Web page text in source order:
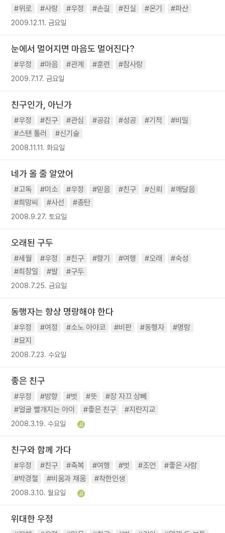
#위로 #사랑 #우정 #손길 #진실 #온기 #파산
2009.12.11. 금요일
눈에서 멀어지면 마음도 멀어진다?
#우정 #마음 #관계 #훈련 #참사랑
2009.7.17. 금요일
친구인가, 아닌가
#우정 #친구 #관심 #공감 #성공 #기적
#비밀
#스탠 톨러
#신기술
2008.11.11. 화요일
네가 올 줄 알았어
#고독 #미소 #우정 #믿음 #친구 #신뢰
#깨달음
#희망씨
#사선 #총탄
2008.9.27. 토요일
오래된 구두
#세월 #우정 #친구 #향기 #여행 #오래
#숙성
#최창일
#발 #구두
2008.7.25. 금요일
동행자는 항상 명랑해야 한다
#우정 #여정 #소노 아야코 #비판 #동행자
#명랑
#묘지
2008.7.23. 수요일
좋은 친구
#우정 #방향 #벗 #뜻
#장 자끄 상뻬
#얼굴 빨개지는 아이
#좋은 친구 #지란지교
2008.3.19. 수요일
친구와 함께 가다
#우정 #친구 #축복 #여행 #벗 #조언
#좋은 사람
#박경철
#비움과 채움 #착한인생
2008.3.10. 월요일
위대한 우정